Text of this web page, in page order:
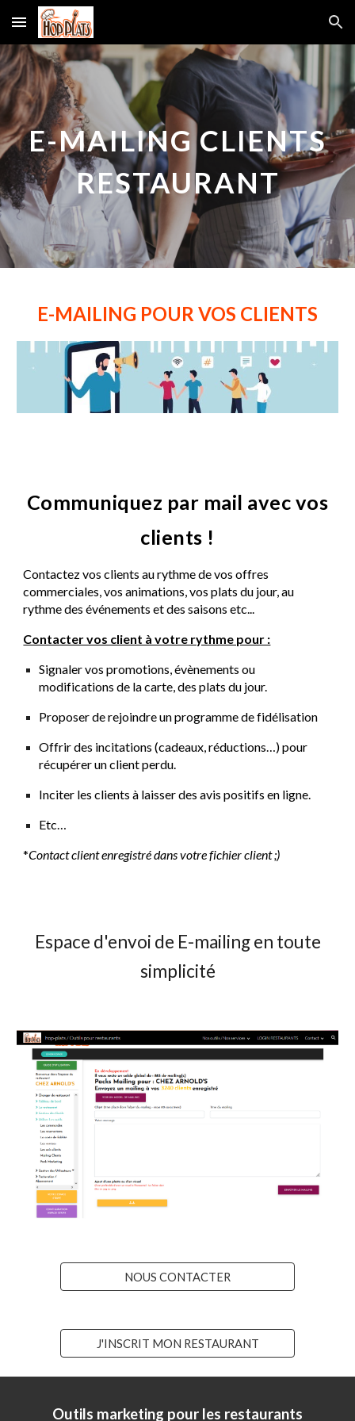
Skip to main content Skip to navigation
E-MAILING CLIENTS
RESTAURANT
E-MAILING POUR VOS CLIENTS
Communiquez par mail avec vos
clients !
Contactez vos clients au rythme de vos offres
commerciales, vos animations, vos plats du jour, au
rythme des événements et des saisons etc...
Contacter vos client à votre rythme pour :
Signaler vos promotions, évènements ou
modifications de la carte, des plats du jour.
Proposer de rejoindre un programme de fidélisation
Offrir des incitations (cadeaux, réductions…) pour
récupérer un client perdu.
Inciter les clients à laisser des avis positifs en ligne.
Etc…
*Contact client enregistré dans votre fichier client ;)
Espace d'envoi de E-mailing en toute
simplicité
NOUS CONTACTER
J'INSCRIT MON RESTAURANT
Outils marketing pour les restaurants